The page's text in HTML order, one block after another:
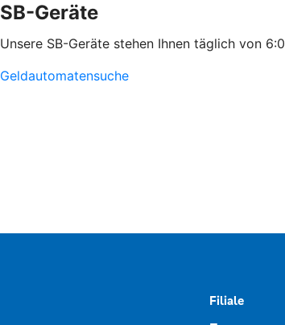
SB-Geräte
Unsere SB-Geräte stehen Ihnen täglich von
Geldautomatensuche